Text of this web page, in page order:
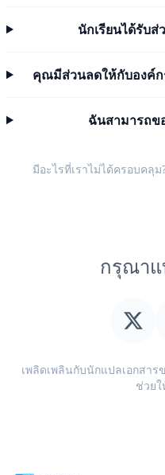
นักเรียนได้รับ
คุณมีส่วนลดให้กับองค์ก
ฉันสามารถข
มีอะไรที่เราไม่ได้ครอบคลุ
กรุณา
เพลิดเพลินกับนักแปลเอกสา
ช่วยใ